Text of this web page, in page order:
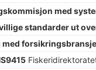
med
standarder ut
med